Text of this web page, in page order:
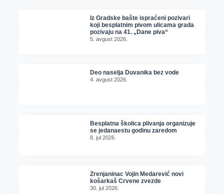
Iz Gradske bašte ispraćeni pozivari
koji besplatnim pivom ulicama grada
pozivaju na 41. „Dane piva“
5. avgust 2026.
Deo naselja Duvanika bez vode
4. avgust 2026.
Besplatna školica plivanja organizuje
se jedanaestu godinu zaredom
8. jul 2026.
Zrenjaninac Vojin Medarević novi
košarkaš Crvene zvezde
30. jul 2026.